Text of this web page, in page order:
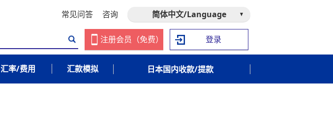
常见问答 咨询 简体中文/Language
注册会员（免费） 登录
汇率/费用 汇款模拟 日本国内收款/提款